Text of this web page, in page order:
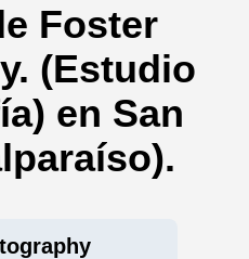
Foster
(Estudio
en San